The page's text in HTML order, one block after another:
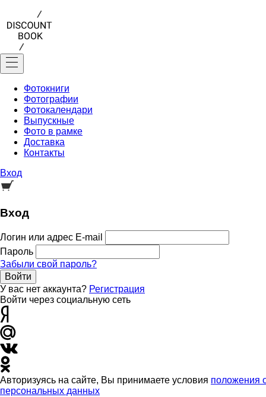
Фотокниги
Фотографии
Фотокалендари
Выпускные
Фото в рамке
Доставка
Контакты
Вход
Вход
Логин или адрес E-mail
Пароль
Забыли свой пароль?
Войти
У вас нет аккаунта? Регистрация
Войти через социальную сеть
Авторизуясь на сайте, Вы принимаете условия положения
персональных данных